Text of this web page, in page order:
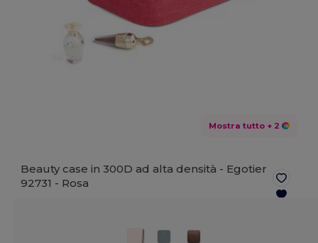
Mostra tutto + 2
Beauty case in 300D ad alta densità - Egotier
92731 - Rosa